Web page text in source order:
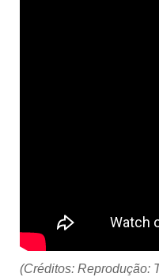
(Créditos: Reprodução: